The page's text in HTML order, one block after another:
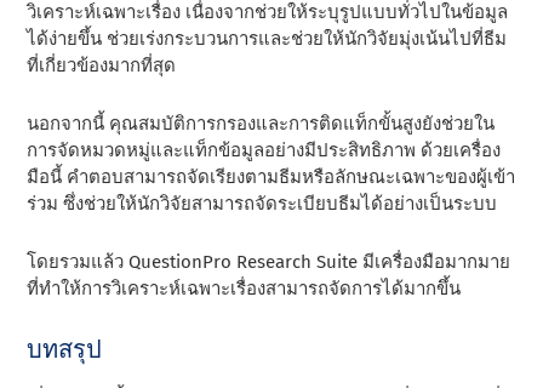
วิเคราะห์เฉพาะเรื่อง เนื่องจากช่วยให้ระบุรูปแบบทั่วไปในข้อมูล
ได้ง่ายขึ้น ช่วยเร่งกระบวนการและช่วยให้นักวิจัยมุ่งเน้นไปที่ธีม
ที่เกี่ยวข้องมากที่สุด
นอกจากนี้ คุณสมบัติการกรองและการติดแท็กขั้นสูงยังช่วยใน
การจัดหมวดหมู่และแท็กข้อมูลอย่างมีประสิทธิภาพ ด้วยเครื่อง
มือนี้ คําตอบสามารถจัดเรียงตามธีมหรือลักษณะเฉพาะของผู้เข้า
ร่วม ซึ่งช่วยให้นักวิจัยสามารถจัดระเบียบธีมได้อย่างเป็นระบบ
โดยรวมแล้ว QuestionPro Research Suite มีเครื่องมือมากมาย
ที่ทําให้การวิเคราะห์เฉพาะเรื่องสามารถจัดการได้มากขึ้น
บทสรุป